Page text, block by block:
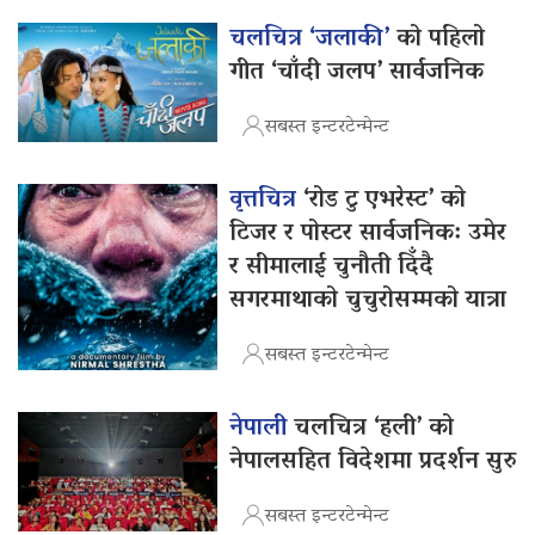
चलचित्र ‘जलाकी’को पहिलो
गीत ‘चाँदी जलप’ सार्वजनिक
सबस्त इन्टरटेन्मेन्ट
वृत्तचित्र‘रोड टु एभरेस्ट’ को
टिजर र पोस्टर सार्वजनिक: उमेर
र सीमालाई चुनौती दिँदै
सगरमाथाको चुचुरोसम्मको यात्रा
सबस्त इन्टरटेन्मेन्ट
नेपालीचलचित्र ‘हली’ को
नेपालसहित विदेशमा प्रदर्शन सुरु
सबस्त इन्टरटेन्मेन्ट